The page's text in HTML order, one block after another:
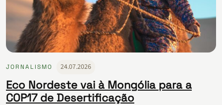
JORNALISMO 24.07.2026
Eco Nordeste vai à Mongólia para a
COP17 de Desertificação